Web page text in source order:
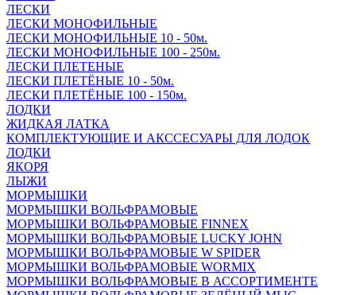
ЛЕСКИ
ЛЕСКИ МОНОФИЛЬНЫЕ
ЛЕСКИ МОНОФИЛЬНЫЕ 10 - 50м.
ЛЕСКИ МОНОФИЛЬНЫЕ 100 - 250м.
ЛЕСКИ ПЛЕТЕНЫЕ
ЛЕСКИ ПЛЕТЁНЫЕ 10 - 50м.
ЛЕСКИ ПЛЕТЁНЫЕ 100 - 150м.
ЛОДКИ
ЖИДКАЯ ЛАТКА
КОМПЛЕКТУЮЩИЕ И АКССЕСУАРЫ ДЛЯ ЛОДОК
ЛОДКИ
ЯКОРЯ
ЛЫЖИ
МОРМЫШКИ
МОРМЫШКИ ВОЛЬФРАМОВЫЕ
МОРМЫШКИ ВОЛЬФРАМОВЫЕ FINNEX
МОРМЫШКИ ВОЛЬФРАМОВЫЕ LUCKY JOHN
МОРМЫШКИ ВОЛЬФРАМОВЫЕ W SPIDER
МОРМЫШКИ ВОЛЬФРАМОВЫЕ WORMIX
МОРМЫШКИ ВОЛЬФРАМОВЫЕ В АССОРТИМЕНТЕ